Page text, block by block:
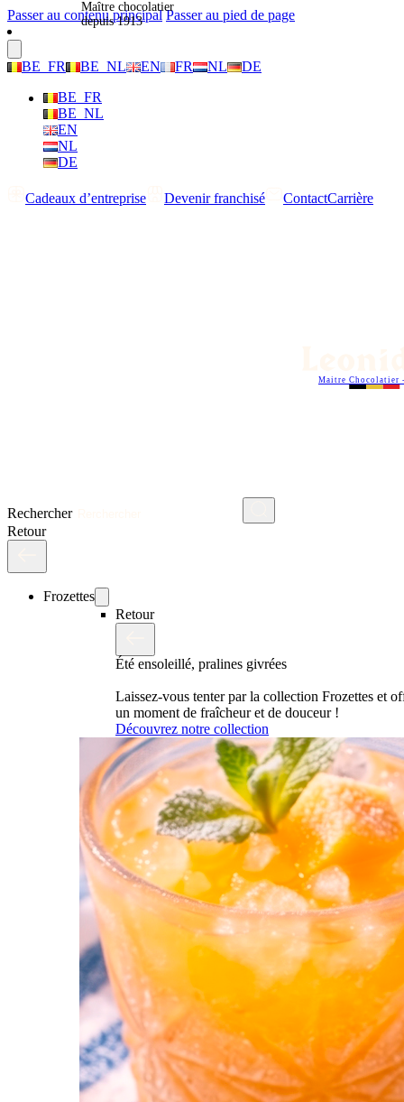
Passer au contenu principal Passer au pied de page
BE_FR BE_NL EN FR NL
DE
BE_FR
BE_NL
EN
NL
DE
Cadeaux d’entreprise Devenir franchisé ContactCarrière
Rechercher
Maitre Chocolatier
Retour
Frozettes
Retour
Été ensoleillé, pralines givrées
Laissez-vous tenter par la collection Frozettes et
un moment de fraîcheur et de douceur !
Découvrez notre collection
Maître chocolatier
depuis 1913